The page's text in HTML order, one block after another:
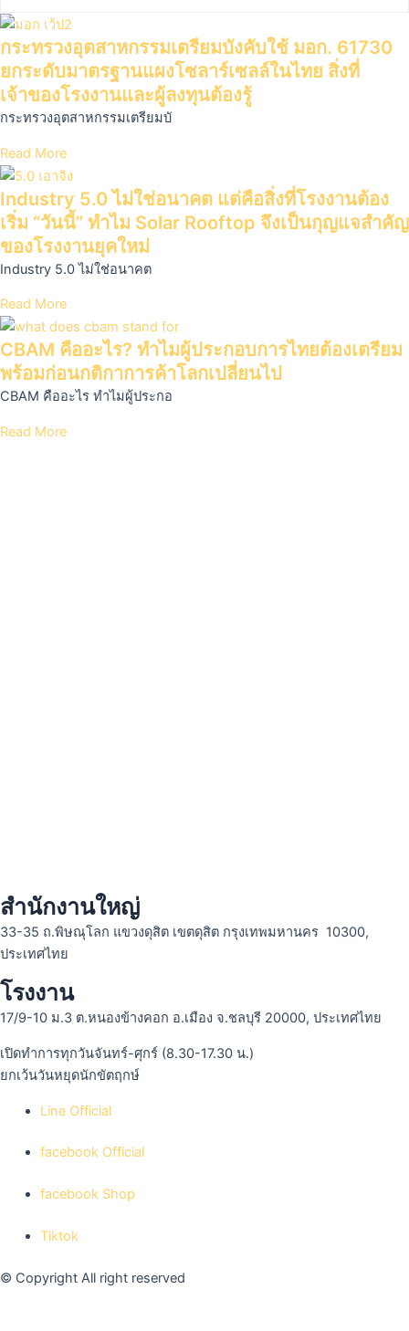
กระทรวงอุตสาหกรรมเตรียมบังคับใช้ มอก. 61730
ยกระดับมาตรฐานแผงโซลาร์เซลล์ในไทย สิ่งที่
เจ้าของโรงงานและผู้ลงทุนต้องรู้
กระทรวงอุตสาหกรรมเตรียมบั
Read More
Industry 5.0 ไม่ใช่อนาคต แต่คือสิ่งที่โรงงานต้อง
เริ่ม “วันนี้” ทำไม Solar Rooftop จึงเป็นกุญแจสำคัญ
ของโรงงานยุคใหม่
Industry 5.0 ไม่ใช่อนาคต
Read More
CBAM คืออะไร? ทำไมผู้ประกอบการไทยต้องเตรียม
พร้อมก่อนกติกาการค้าโลกเปลี่ยนไป
CBAM คืออะไร ทำไมผู้ประกอ
Read More
สำนักงานใหญ่
33-35 ถ.พิษณุโลก แขวงดุสิต เขตดุสิต กรุงเทพมหานคร 10300,
ประเทศไทย
โรงงาน
17/9-10 ม.3 ต.หนองข้างคอก อ.เมือง จ.ชลบุรี 20000, ประเทศไทย
เปิดทำการทุกวันจันทร์-ศุกร์ (8.30-17.30 น.)
ยกเว้นวันหยุดนักขัตฤกษ์
Line Official
facebook Official
facebook Shop
Tiktok
© Copyright All right reserved